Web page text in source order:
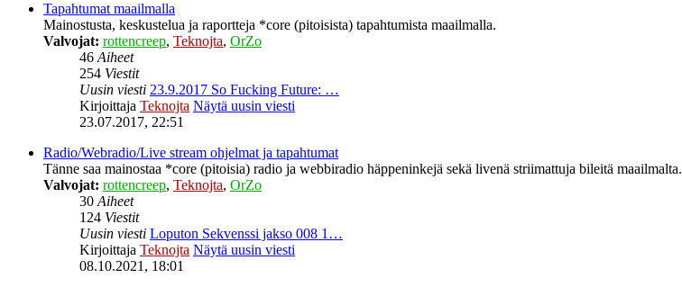
Tapahtumat maailmalla
Mainostusta, keskustelua ja raportteja *core (pitoisista) tapahtumista maailmalla.
Valvojat: rottencreep, Teknojta, OrZo
46 Aiheet
254 Viestit
Uusin viesti 23.9.2017 So Fucking Future: …
Kirjoittaja Teknojta Näytä uusin viesti
23.07.2017, 22:51
Radio/Webradio/Live stream ohjelmat ja tapahtumat
Tänne saa mainostaa *core (pitoisia) radio ja webbiradio häppeninkejä sekä livenä striimattuja bileitä maailmalta.
Valvojat: rottencreep, Teknojta, OrZo
30 Aiheet
124 Viestit
Uusin viesti Loputon Sekvenssi jakso 008 1…
Kirjoittaja Teknojta Näytä uusin viesti
08.10.2021, 18:01